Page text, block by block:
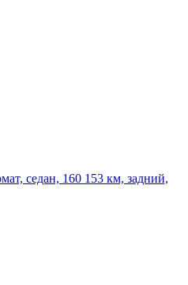
седан, 160 153 км, задний,